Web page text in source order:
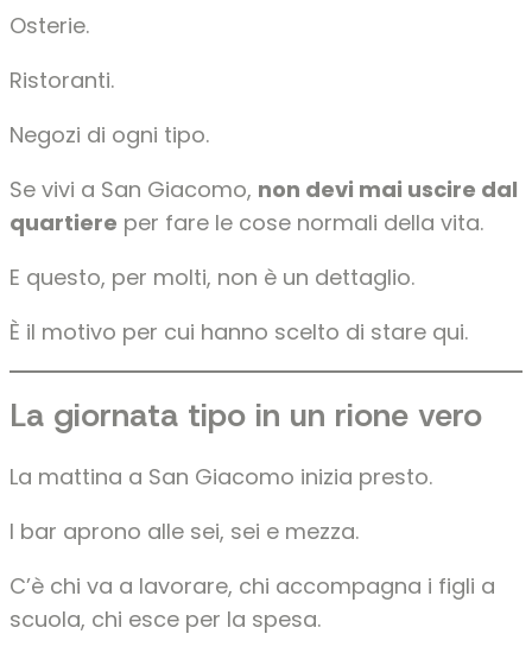
Osterie.
Ristoranti.
Negozi di ogni tipo.
Se vivi a San Giacomo, non devi mai uscire dal
quartiere per fare le cose normali della vita.
E questo, per molti, non è un dettaglio.
È il motivo per cui hanno scelto di stare qui.
La giornata tipo in un rione vero
La mattina a San Giacomo inizia presto.
I bar aprono alle sei, sei e mezza.
C’è chi va a lavorare, chi accompagna i figli a
scuola, chi esce per la spesa.